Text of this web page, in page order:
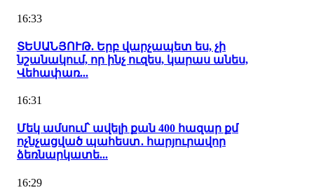
16:33
ՏԵՍԱՆՅՈՒԹ. Երբ վարչապետ ես, չի
նշանակում, որ ինչ ուզես, կարաս անես,
Վեհափառ...
16:31
Մեկ ամսում՝ ավելի քան 400 հազար քմ
ոչնչացված պահեստ․ հարյուրավոր
ձեռնարկատե...
16:29